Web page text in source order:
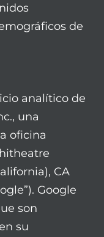
de
analítico de
una
oficina
CA
Google
son
su